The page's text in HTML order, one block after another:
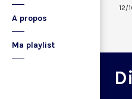
A propos
Ma playlist
12/